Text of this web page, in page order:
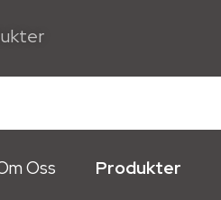
Oss Produkter